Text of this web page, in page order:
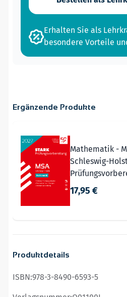
Erhalten Sie als
besondere Vorteile
Ergänzende Produkte
Mathematik -
Schleswig-
17,95 €
Produktdetails
ISBN:978-3-8490-6593-5